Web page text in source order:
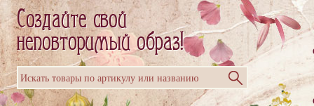
Искать товары по артикулу или названию